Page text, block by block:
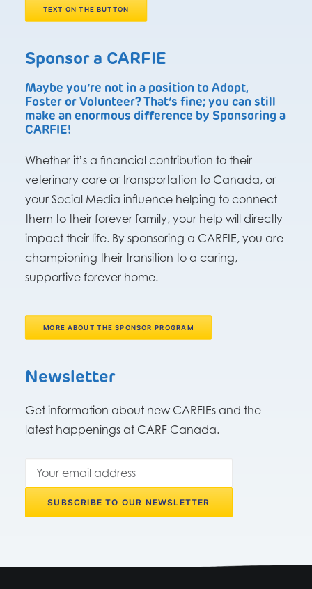
TEXT ON THE BUTTON
Sponsor a CARFIE
Maybe you’re not in a position to Adopt,
Foster or Volunteer? That’s fine; you can still
make an enormous difference by Sponsoring a
CARFIE!
Whether it’s a financial contribution to their
veterinary care or transportation to Canada, or
your Social Media influence helping to connect
them to their forever family, your help will directly
impact their life. By sponsoring a CARFIE, you are
championing their transition to a caring,
supportive forever home.
MORE ABOUT THE SPONSOR PROGRAM
Newsletter
Get information about new CARFIEs and the
latest happenings at CARF Canada.